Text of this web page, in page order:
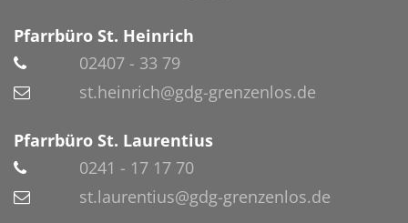
Pfarrbüro St. Heinrich
02407 - 33 79
st.heinrich@gdg-grenzenlos.de
Pfarrbüro St. Laurentius
0241 - 17 17 70
st.laurentius@gdg-grenzenlos.de